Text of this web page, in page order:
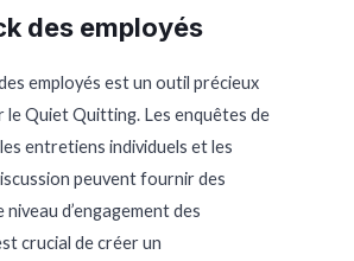
des employés
employés est un outil précieux
le Quiet Quitting. Les enquêtes de
entretiens individuels et les
peuvent fournir des
niveau d’engagement des
crucial de créer un